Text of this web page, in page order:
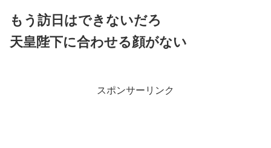
もう訪日はできないだろ
天皇陛下に合わせる顔がない
スポンサーリンク